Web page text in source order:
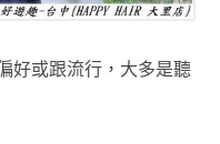
好或跟流行，大多是聽